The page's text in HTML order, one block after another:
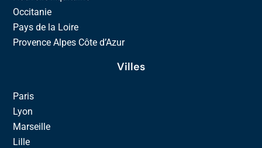
Occitanie
Pays de la Loire
Provence Alpes Côte d’Azur
Villes
Paris
Lyon
Marseille
Lille